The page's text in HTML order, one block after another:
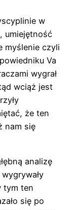
w
umiejętność
myślenie czyli
Va
wygrał
wciąż jest
że ten
nam się
analizę
tym ten
się po